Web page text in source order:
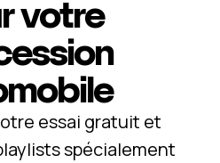
votre
essai gratuit et
spécialement